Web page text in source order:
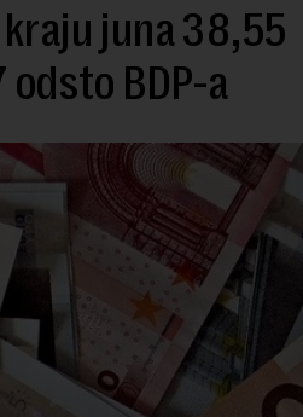
juna 38,55
BDP-a